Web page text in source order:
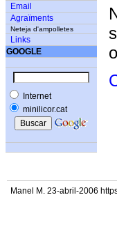
Email
Agraïments
Neteja d'ampolletes
Links
GOOGLE
Internet
minilicor.cat
Manel M. 23-abril-2006